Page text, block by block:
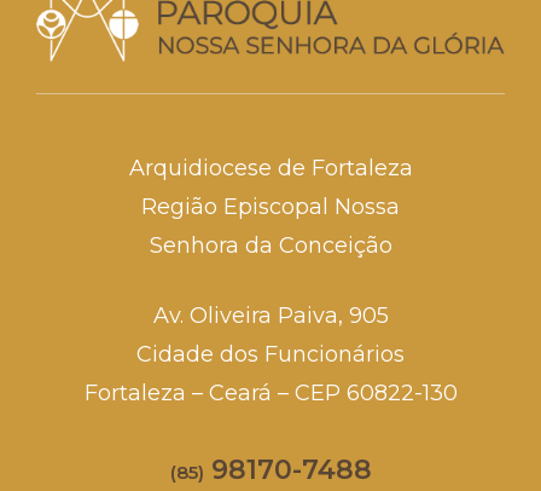
Arquidiocese de Fortaleza
Região Episcopal Nossa
Senhora da Conceição
Av. Oliveira Paiva, 905
Cidade dos Funcionários
Fortaleza – Ceará – CEP 60822-130
(85) 98170-7488